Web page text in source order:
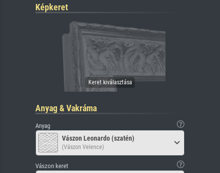
Képkeret
Anyag & Vakráma
Anyag
Vászon Leonardo (szatén)
(Vászon Velence)
Vászon keret